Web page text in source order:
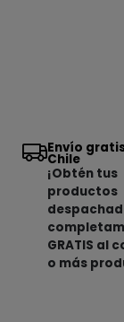
Envío
Chile
¡Obtén tus
productos
GRATIS al
o más